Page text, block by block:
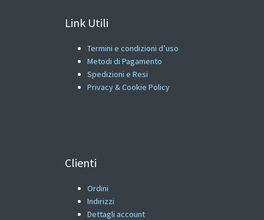
Link Utili
Termini e condizioni d’uso
Metodi di Pagamento
Spedizioni e Resi
Privacy & Cookie Policy
Clienti
Ordini
Indirizzi
Dettagli account